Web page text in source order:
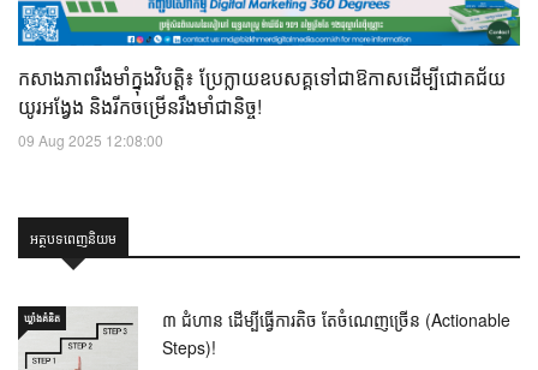
កសាងភាពរឹងមាំក្នុងវិបត្តិ៖ ប្រែក្លាយឧបសគ្គទៅជាឱកាសដើម្បីជោគជ័យ
យូរអង្វែង និងរីកចម្រើនរឹងមាំជានិច្ច!
09 Aug 2025 12:08:00
អត្ថបទពេញនិយម
ឃ្លាំង​គំនិត
៣ ជំហាន ដើម្បីធ្វើការតិច តែចំណេញច្រើន (Actionable
Steps)!